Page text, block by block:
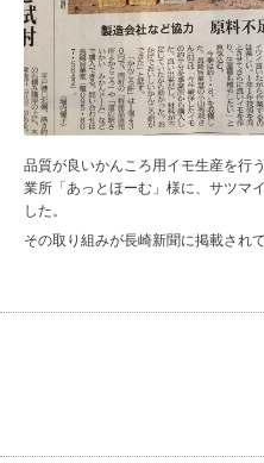
品質が良いかんころ用イモ生産を行
業所「あっとほーむ」様に、サツマ
した。
その取り組みが長崎新聞に掲載され